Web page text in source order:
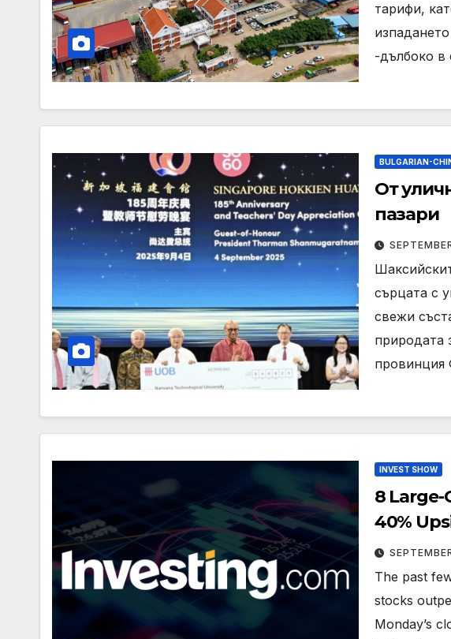
тарифи,
-дълбоко в
BULGARIAN-
От
пазари
сърцата с
свежи
природата
INVEST SHOW
8 Large-
40%
The past
stocks
Monday’s